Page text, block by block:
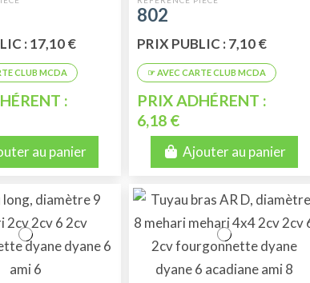
: 17,10 €
:
au panier
802
PRIX PUBLIC : 7,10 €
PRIX ADHÉRENT :
6,18 €
Ajouter au panier